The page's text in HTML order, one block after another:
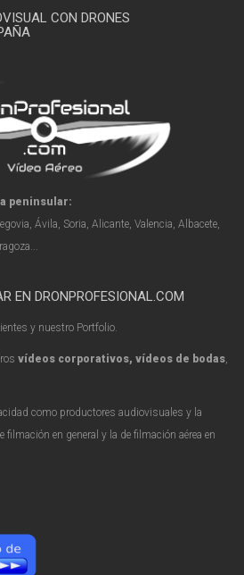
CON DRONES
peninsular:
Ávila, Soria, Alicante, Valencia, Albacete,
EN DRONPROFESIONAL.COM
y nuestro Portfolio.
vídeos corporativos, vídeos de bodas,
como productores audiovisuales y la
en general y la de filmación aérea en